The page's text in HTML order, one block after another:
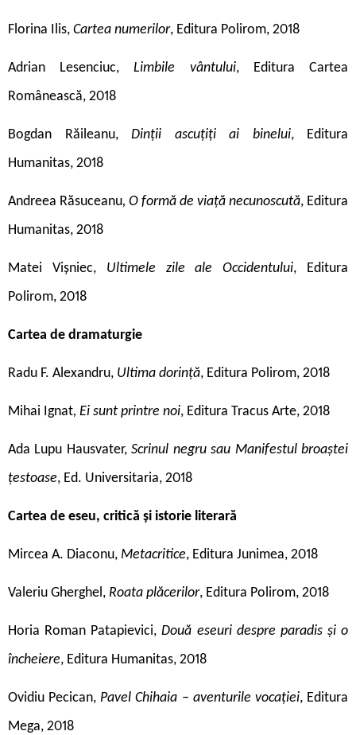
Florina Ilis, Cartea numerilor, Editura Polirom, 2018
Adrian Lesenciuc,Limbile vântului, Editura Cartea
Românească, 2018
Bogdan Răileanu, Dinții ascuțiți ai binelui, Editura
Humanitas, 2018
Andreea Răsuceanu, O formă de viață necunoscută, Editura
Humanitas, 2018
Matei Vișniec, Ultimele zile ale Occidentului, Editura
Polirom, 2018
Cartea de dramaturgie
Radu F. Alexandru, Ultima dorință, Editura Polirom, 2018
Mihai Ignat, Ei sunt printre noi, Editura Tracus Arte, 2018
Ada Lupu Hausvater,Scrinul negru sau Manifestul broaștei
țestoase, Ed. Universitaria, 2018
Cartea de eseu, critică și istorie literară
Mircea A. Diaconu, Metacritice, Editura Junimea, 2018
Valeriu Gherghel, Roata plăcerilor, Editura Polirom, 2018
Horia Roman Patapievici,Două eseuri despre paradis și o
încheiere, Editura Humanitas, 2018
Ovidiu Pecican, Pavel Chihaia – aventurile vocației, Editura
Mega, 2018